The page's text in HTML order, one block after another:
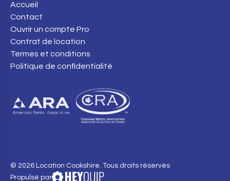
Accueil
Contact
Ouvrir un compte Pro
Contrat de location
Termes et conditions
Politique de confidentialité
© 2026 Location Cookshire. Tous droits réservés
Propulsé par